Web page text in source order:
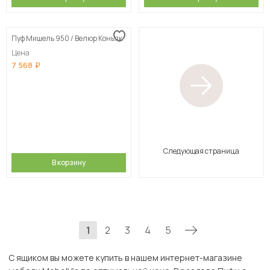
Пуф Мишель 950 / Велюр Коньяк
Цена
7 568
В корзину
Следующая страница
1 2 3 4 5
С ящиком вы можете купить в нашем интернет-магазине